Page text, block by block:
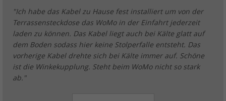
"Ich habe das Kabel zu Hause fest installiert um von der
Terrassensteckdose das WoMo in der Einfahrt jederzeit
laden zu können. Das Kabel liegt auch bei Kälte glatt auf
dem Boden sodass hier keine Stolperfalle entsteht. Das
vorherige Kabel drehte sich bei Kälte immer auf. Schöne
ist die Winkekupplung. Steht beim WoMo nicht so stark
ab."